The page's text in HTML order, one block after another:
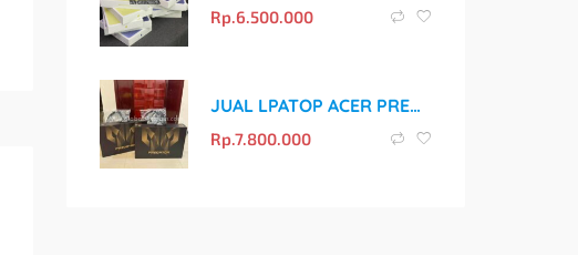
Rp. 6.500.000
JUAL LPATOP ACER PREDATOR BLACK MARKET MURAH DAN ORIGINAL
Rp.7.800.000